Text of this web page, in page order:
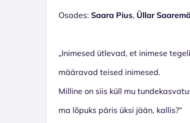
Osades: Saara Pius, Üllar
„Inimesed ütlevad, et inimese
määravad teised inimesed.
Milline on siis küll mu
ma lõpuks päris üksi jään, kallis?“